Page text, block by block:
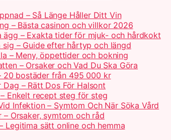
– Så Länge Håller Ditt Vin
– Bästa casinon och villkor 2026
ägg – Exakta tider för mjuk- och hårdkokt
– Guide efter hårtyp och längd
– Meny, öppettider och bokning
– Orsaker och Vad Du Ska Göra
20 bostäder från 495 000 kr
– Rätt Dos För Halsont
Enkelt recept steg för steg
Infektion – Symtom Och När Söka Vård
Orsaker, symtom och råd
Legitima sätt online och hemma